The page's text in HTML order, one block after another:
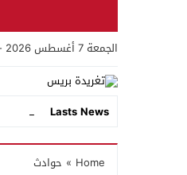
الجمعة 7 أغسطس 2026 - 3:15 صباحًا
Lasts News
ا _
Stop
Home
» حوادث